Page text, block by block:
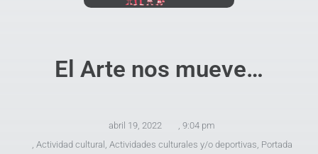
El Arte nos mueve…
abril 19, 2022 , 9:04 pm
, Actividad cultural , Actividades culturales y/o deportivas, Portada